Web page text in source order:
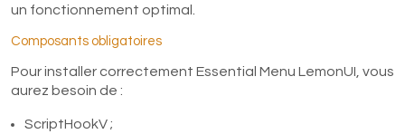
un fonctionnement optimal.
Composants obligatoires
Pour installer correctement Essential Menu LemonUI, vous
aurez besoin de :
ScriptHookV ;